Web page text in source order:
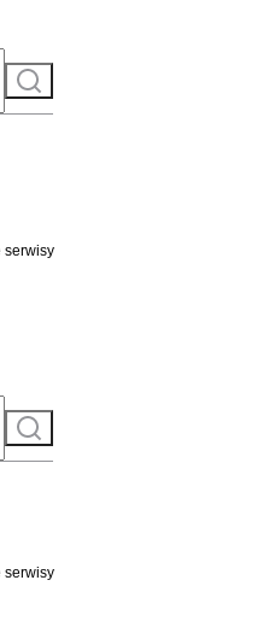
Szukaj
serwisu
karcie
w nowej karcie
serwisy
Szukaj
karcie
w nowej karcie
serwisy